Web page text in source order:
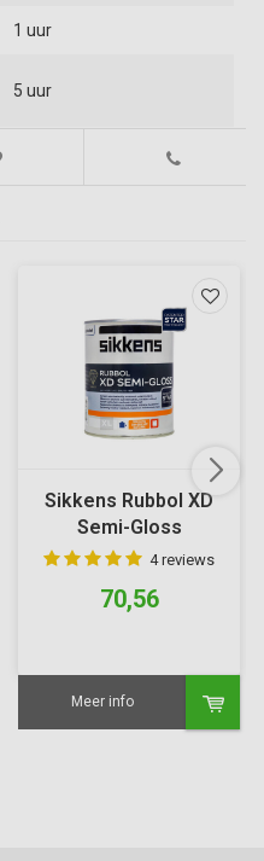
1 uur
5 uur
Sikkens Rubbol XD
Semi-Gloss
4 reviews
70,56
Meer info